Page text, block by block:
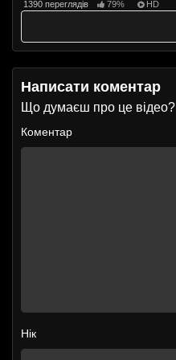
1390 переглядів 79% HD
Написати коментар
Що думаєш про це відео?
Коментар
Нік